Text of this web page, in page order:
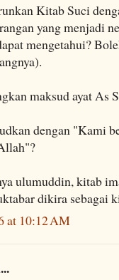
Kitab Suci
yang menjadi
mengetahui?
maksud ayat As
dengan "Kami
ulumuddin, kitab
dikira sebagai
at 10:12 AM